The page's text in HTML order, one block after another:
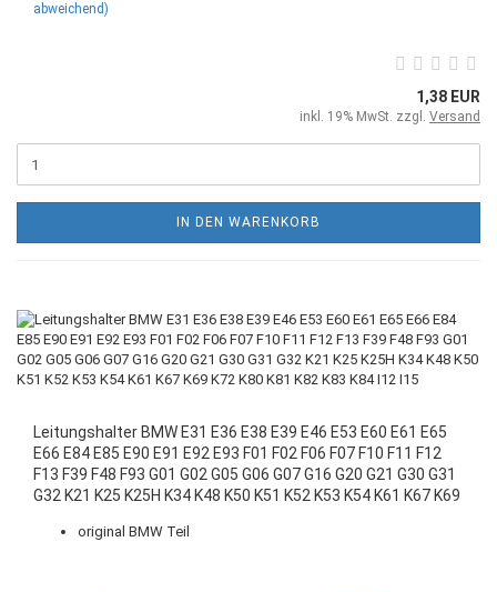
abweichend)
1,38 EUR
inkl. 19% MwSt. zzgl. Versand
IN DEN WARENKORB
Leitungshalter BMW E31 E36 E38 E39 E46 E53 E60 E61 E65
E66 E84 E85 E90 E91 E92 E93 F01 F02 F06 F07 F10 F11 F12
F13 F39 F48 F93 G01 G02 G05 G06 G07 G16 G20 G21 G30 G31
G32 K21 K25 K25H K34 K48 K50 K51 K52 K53 K54 K61 K67 K69
original BMW Teil